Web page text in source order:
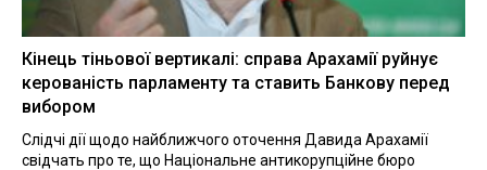
Кінець тіньової вертикалі: справа Арахамії руйнує
керованість парламенту та ставить Банкову перед
вибором
Слідчі дії щодо найближчого оточення Давида Арахамії
свідчать про те, що Національне антикорупційне бюро